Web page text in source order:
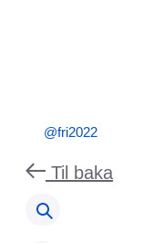
@fri2022
Til baka